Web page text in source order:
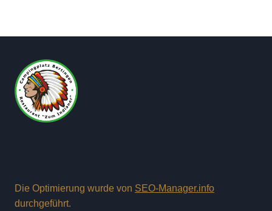
Die Optimierung wurde von SEO-Manager.info
durchgeführt.